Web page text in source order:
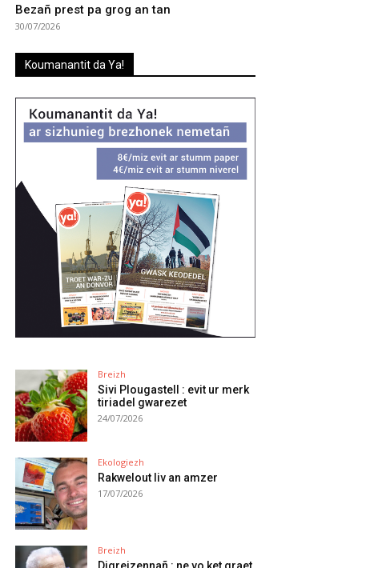
Bezañ prest pa grog an tan
30/07/2026
Koumanantit da Ya!
Breizh
Sivi Plougastell : evit ur merk
tiriadel gwarezet
24/07/2026
Ekologiezh
Rakwelout liv an amzer
17/07/2026
Breizh
Digreizennañ : ne vo ket graet